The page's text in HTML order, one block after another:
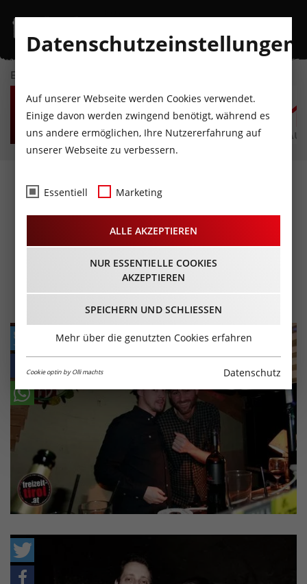
EVENTKALENDER
FR
7
AUGUST
SA
8
AUGUST
SO
9
AUGUST
MO
10
AUGUST
DI
11
AUGUST
Fotos- Wettersteinerball
04.03.2014
Datenschutzeinstellungen
Auf unserer Webseite werden Cookies verwendet.
Einige davon werden zwingend benötigt, während es
uns andere ermöglichen, Ihre Nutzererfahrung auf
unserer Webseite zu verbessern.
Essentiell Marketing
ALLE AKZEPTIEREN
NUR ESSENTIELLE COOKIES
AKZEPTIEREN
SPEICHERN UND SCHLIESSEN
Mehr über die genutzten Cookies erfahren
Cookie optin by Olli machts Datenschutz